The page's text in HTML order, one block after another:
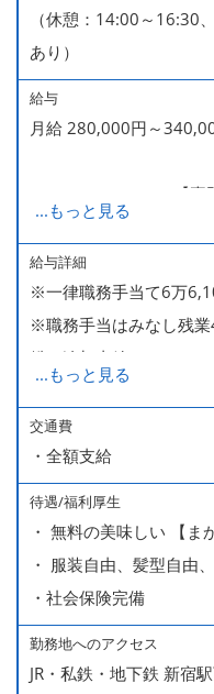
（休憩：14:00～16:30
あり）
給与
月給 280,000円～
280,000～340,000【専
285,000～340,000【大
※ 入社半年経過した後
働き方も選ぶことがで
詳細はご面談時にご案
...もっと見る
給与詳細
※一律職務手当て6万
※職務手当はみなし残
働は追加支給
■昇給（随時）
■賞与年2回（夏・冬）
■売上インセンティブ
■役職手当
...もっと見る
交通費
・全額支給
待遇/福利厚生
・ 無料の美味しい 【ま
・ 服装自由、髪型自由
・社会保険完備
勤務地へのアクセス
JR・私鉄・地下鉄 新宿